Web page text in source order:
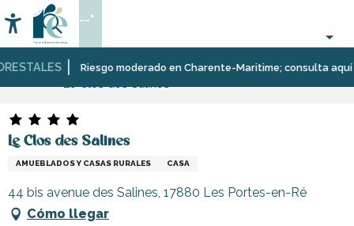
au
contenu
principal
Riesgo moderado en Charente-Maritime; consulta aquí
Accessibilité
Buscar
--°
Página Web EstanciaAlojamiento
Alquileres
Le Clos des Salines
AMUEBLADOS Y CASAS RURALES CASA
44 bis avenue des Salines, 17880 Les Portes-en-Ré
Cómo llegar